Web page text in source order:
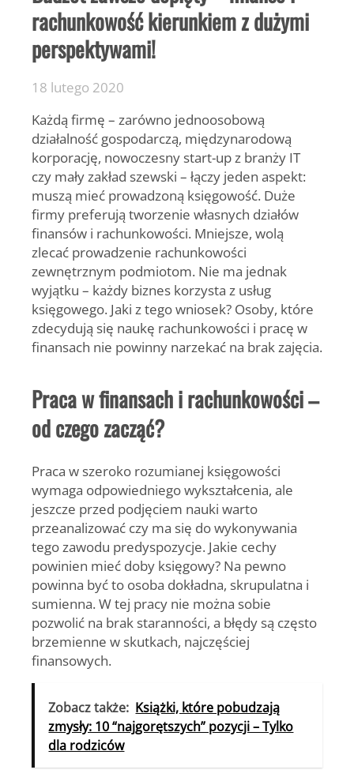
rachunkowość kierunkiem z dużymi
perspektywami!
18 lutego 2020
Każdą firmę – zarówno jednoosobową
działalność gospodarczą, międzynarodową
korporację, nowoczesny start-up z branży IT
czy mały zakład szewski – łączy jeden aspekt:
muszą mieć prowadzoną księgowość. Duże
firmy preferują tworzenie własnych działów
finansów i rachunkowości. Mniejsze, wolą
zlecać prowadzenie rachunkowości
zewnętrznym podmiotom. Nie ma jednak
wyjątku – każdy biznes korzysta z usług
księgowego. Jaki z tego wniosek? Osoby, które
zdecydują się naukę rachunkowości i pracę w
finansach nie powinny narzekać na brak zajęcia.
Praca w finansach i rachunkowości –
od czego zacząć?
Praca w szeroko rozumianej księgowości
wymaga odpowiedniego wykształcenia, ale
jeszcze przed podjęciem nauki warto
przeanalizować czy ma się do wykonywania
tego zawodu predyspozycje. Jakie cechy
powinien mieć doby księgowy? Na pewno
powinna być to osoba dokładna, skrupulatna i
sumienna. W tej pracy nie można sobie
pozwolić na brak staranności, a błędy są często
brzemienne w skutkach, najczęściej
finansowych.
Zobacz także: Książki, które pobudzają
zmysły: 10 “najgorętszych” pozycji – Tylko
dla rodziców